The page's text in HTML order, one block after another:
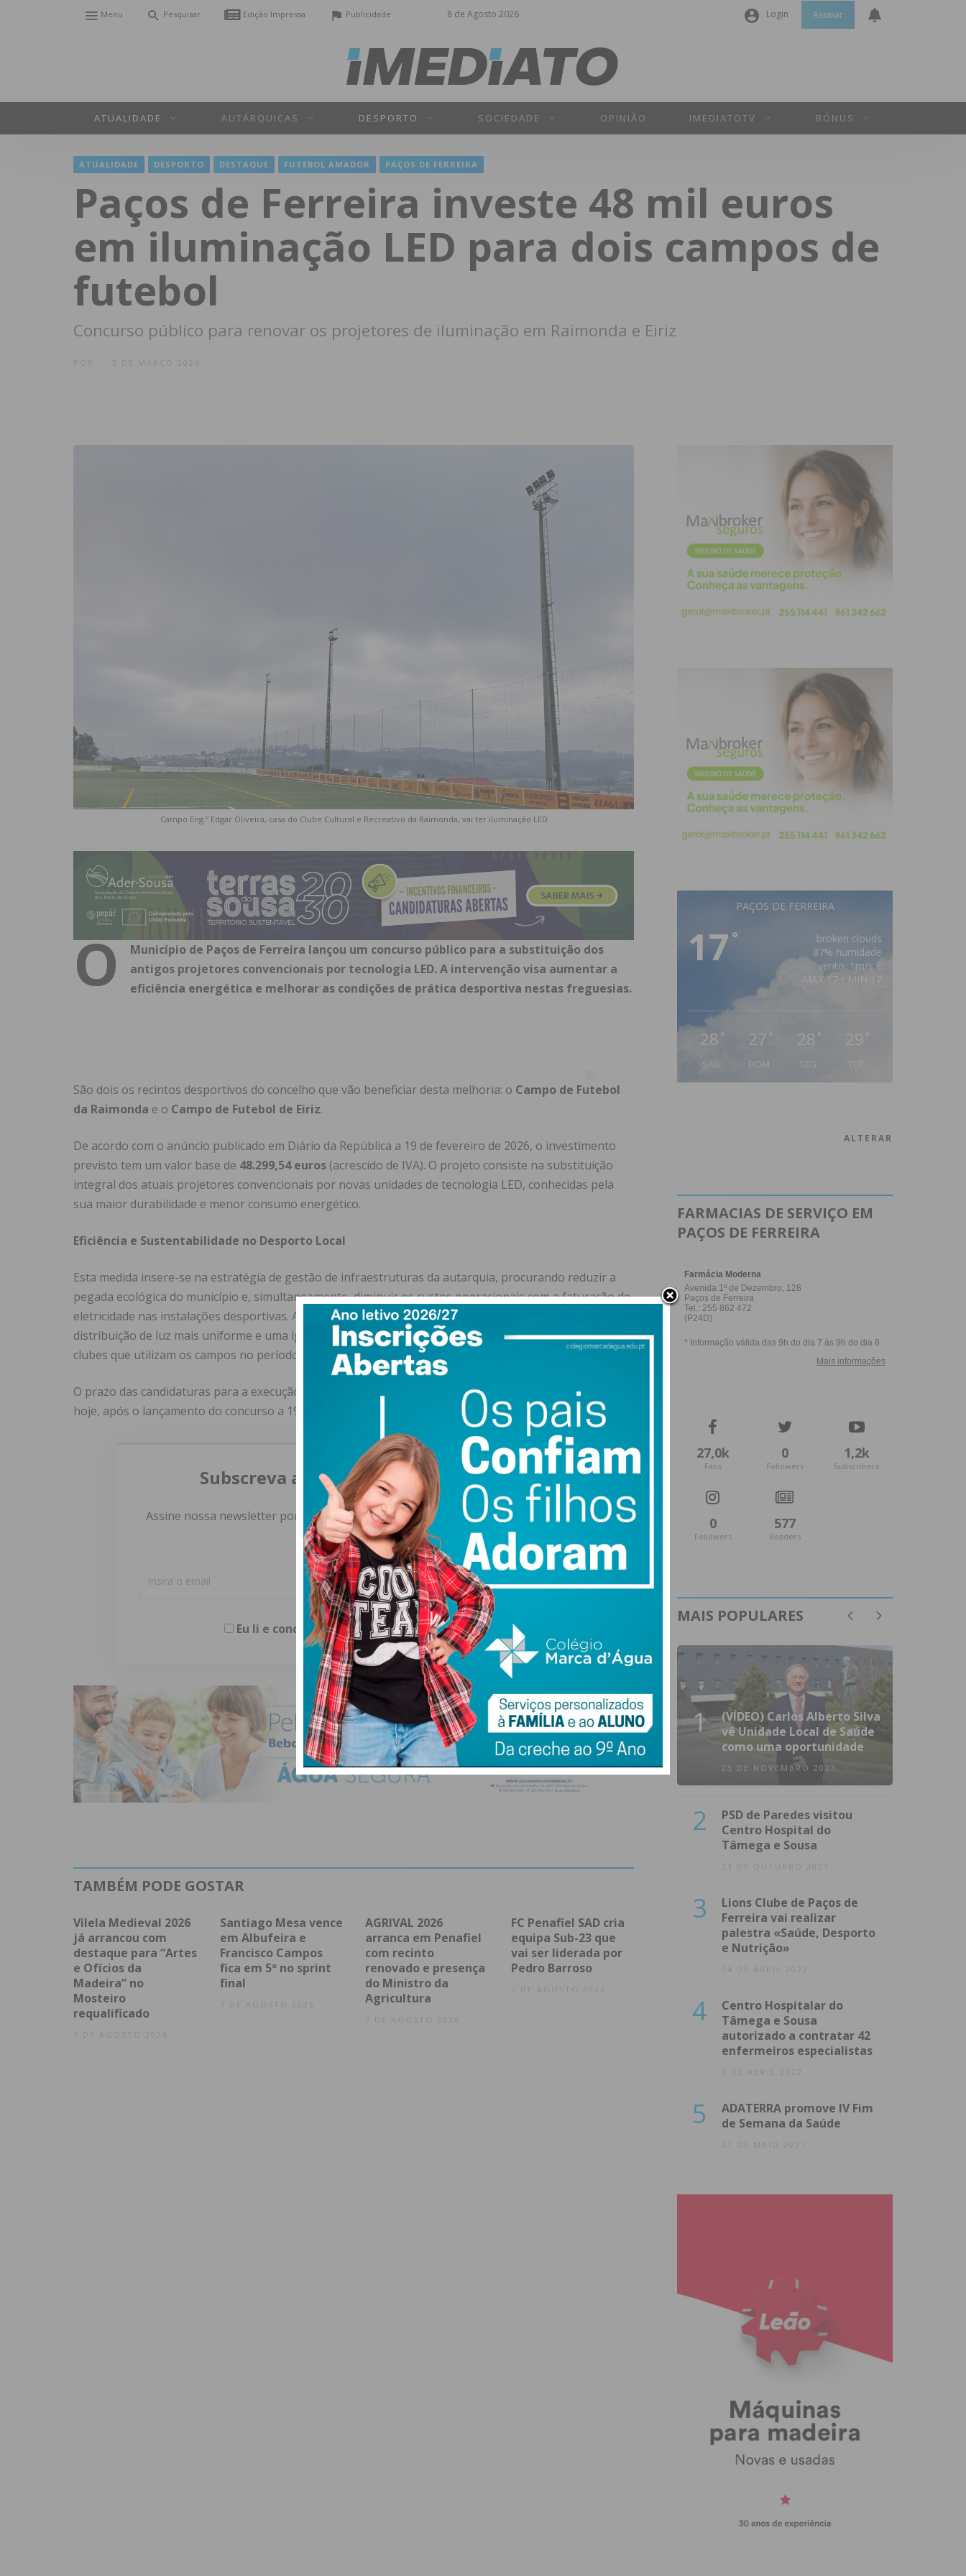
8 de Agosto 2026
Menu Pesquisar Edição Impressa Publicidade Login
Senha
INICIAR SESSÃO
Perdeu a sua senha?
Assinar
ATUALIDADE AUTÁRQUICAS DESPORTO SOCIEDADE OPINIÃO IMEDIATOTV BÓNUS
ATUALIDADE DESPORTO DESTAQUE FUTEBOL AMADOR PAÇOS DE FERREIRA
Paços de Ferreira investe 48 mil euros
em iluminação LED para dois campos de
futebol
Concurso público para renovar os projetores de iluminação em Raimonda e Eiriz
3 DE MARÇO 2026
Campo Eng.º Edgar Oliveira, casa do Clube Cultural e Recreativo da Raimonda, vai ter iluminação LED
O
Município de Paços de Ferreira lançou um concurso público para a substituição dos
antigos projetores convencionais por tecnologia LED. A intervenção visa aumentar a
eficiência energética e melhorar as condições de prática desportiva nestas freguesias.
São dois os recintos desportivos do concelho que vão beneficiar desta melhoria: o Campo de Futebol
da Raimonda e o Campo de Futebol de Eiriz.
De acordo com o anúncio publicado em Diário da República a 19 de fevereiro de 2026, o investimento
previsto tem um valor base de 48.299,54 euros (acrescido de IVA). O projeto consiste na substituição
integral dos atuais projetores convencionais por novas unidades de tecnologia LED, conhecidas pela
sua maior durabilidade e menor consumo energético.
Eficiência e Sustentabilidade no Desporto Local
Esta medida insere-se na estratégia de gestão de infraestruturas da autarquia, procurando reduzir a
pegada ecológica do município e, simultaneamente, diminuir os custos operacionais com a faturação de
eletricidade nas instalações desportivas. Além do fator económico, a tecnologia LED garante uma
distribuição de luz mais uniforme e uma ignição instantânea, o que beneficia diretamente os atletas e
clubes que utilizam os campos no período noturno.
O prazo das candidaturas para a execução devem ser submetidas eletronicamente até ao final do dia de
hoje, após o lançamento do concurso a 19 de fevereiro.
Subscreva a newsletter do Imediato
Assine nossa newsletter por e-mail e obtenha de forma regular a informação
atualizada.
Eu li e concordo com ostermos e condições
TAMBÉM PODE GOSTAR
Vilela Medieval 2026
já arrancou com
destaque para “Artes
e Ofícios da
Madeira” no
Mosteiro
requalificado
7 DE AGOSTO 2026
Santiago Mesa vence
em Albufeira e
Francisco Campos
fica em 5º no sprint
final
7 DE AGOSTO 2026
AGRIVAL 2026
arranca em Penafiel
com recinto
renovado e presença
do Ministro da
Agricultura
7 DE AGOSTO 2026
FC Penafiel SAD cria
equipa Sub-23 que
vai ser liderada por
Pedro Barroso
7 DE AGOSTO 2026
PAÇOS DE FERREIRA
17 °
broken clouds
87% humidade
vento: 1m/s E
MAX 17 • MIN 17
28 °
SÁB
27 °
DOM
28 °
SEG
29 °
ALTERAR
FARMACIAS DE SERVIÇO EM
PAÇOS DE FERREIRA
27,0k
Fans
0
Followers
1,2k
Subscribers
0
Followers
577
Readers
MAIS POPULARES
1
(VÍDEO) Carlos Alberto Silva
vê Unidade Local de Saúde
como uma oportunidade
23 DE NOVEMBRO 2023
2
PSD de Paredes visitou
Centro Hospital do
Tâmega e Sousa
23 DE OUTUBRO 2023
3
Lions Clube de Paços de
Ferreira vai realizar
palestra «Saúde, Desporto
e Nutrição»
14 DE ABRIL 2022
4
Centro Hospitalar do
Tâmega e Sousa
autorizado a contratar 42
enfermeiros especialistas
8 DE ABRIL 2022
5
ADATERRA promove IV Fim
de Semana da Saúde
21 DE MAIO 2021